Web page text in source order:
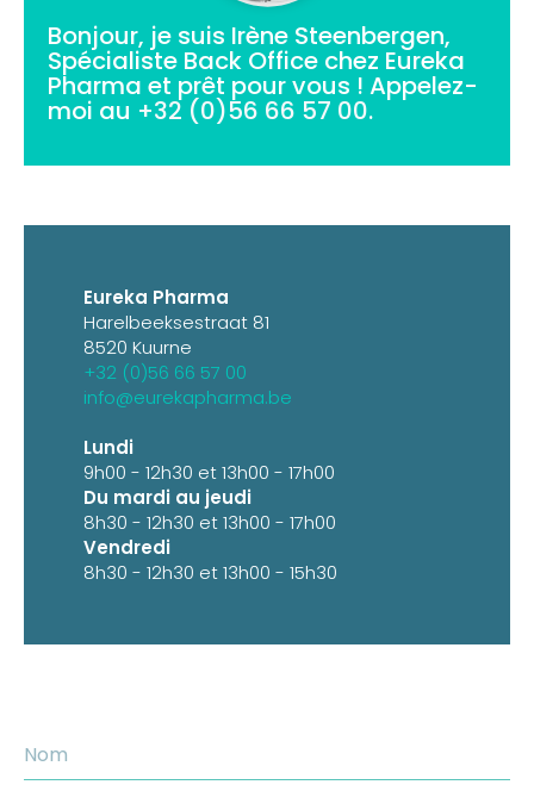
Bonjour, je suis Irène Steenbergen,
Spécialiste Back Office chez Eureka
Pharma et prêt pour vous ! Appelez-
moi au +32 (0)56 66 57 00.
Eureka Pharma
Harelbeeksestraat 81
8520 Kuurne
+32 (0)56 66 57 00
info@eurekapharma.be
Lundi
9h00 - 12h30 et 13h00 - 17h00
Du mardi au jeudi
8h30 - 12h30 et 13h00 - 17h00
Vendredi
8h30 - 12h30 et 13h00 - 15h30